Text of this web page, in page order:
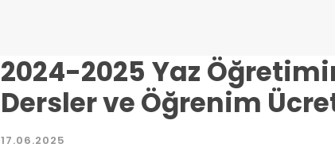
2024-2025 Yaz
Dersler ve Öğrenim
17.06.2025